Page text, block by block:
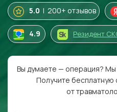
5.0 | 200+ отзывов
4.9 Резидент
Вы думаете — операция?
Получите бесплатную
от